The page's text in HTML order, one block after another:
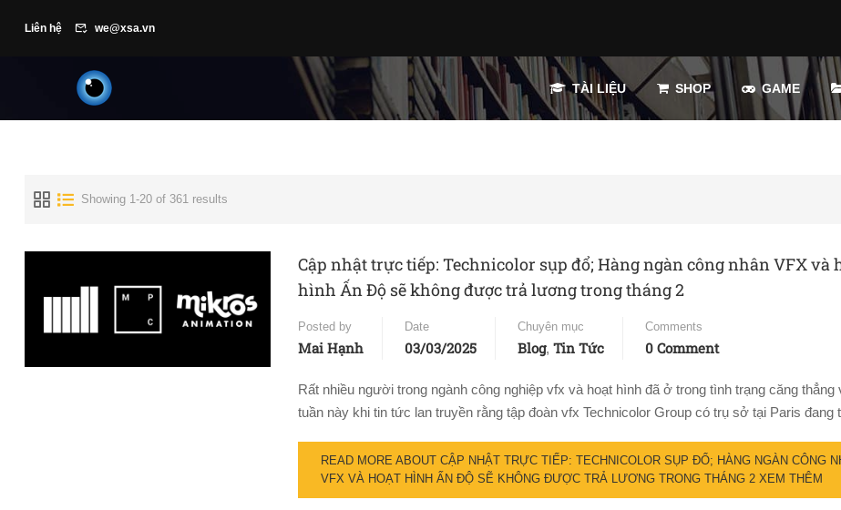
Liên hệ we@xsa.vn
TÀI LIỆU SHOP GAME
Showing 1-20 of 361 results
Cập nhật trực tiếp: Technicolor sụp đổ; Hàng ngàn công nhân VFX và
hình Ấn Độ sẽ không được trả lương trong tháng 2
Posted by
Mai Hạnh
Date
03/03/2025
Chuyên mục
Blog, Tin Tức
Comments
0 Comment
Rất nhiều người trong ngành công nghiệp vfx và hoạt hình đã ở trong tình trạng căng thẳng
tuần này khi tin tức lan truyền rằng tập đoàn vfx Technicolor Group có trụ sở tại Paris đang
READ MORE ABOUT CẬP NHẬT TRỰC TIẾP: TECHNICOLOR SỤP ĐỔ; HÀNG NGÀN CÔNG
VFX VÀ HOẠT HÌNH ẤN ĐỘ SẼ KHÔNG ĐƯỢC TRẢ LƯƠNG TRONG THÁNG 2 XEM THÊM